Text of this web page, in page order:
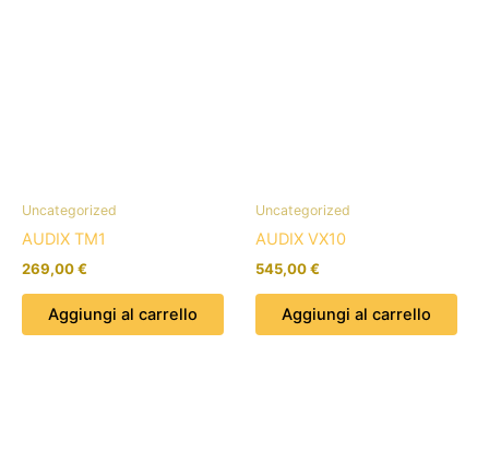
Uncategorized
AUDIX TM1
269,00€
Aggiungi al carrello
Uncategorized
AUDIX VX10
545,00€
Aggiungi al carrello